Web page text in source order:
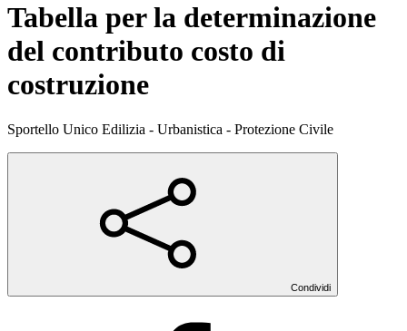
Tabella per la determinazione
del contributo costo di
costruzione
Sportello Unico Edilizia - Urbanistica - Protezione Civile
Condividi